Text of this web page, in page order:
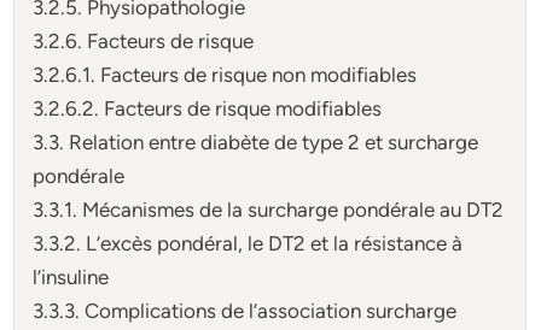
3.2.5. Physiopathologie
3.2.6. Facteurs de risque
3.2.6.1. Facteurs de risque non modifiables
3.2.6.2. Facteurs de risque modifiables
3.3. Relation entre diabète de type 2 et surcharge
pondérale
3.3.1. Mécanismes de la surcharge pondérale au DT2
3.3.2. L’excès pondéral, le DT2 et la résistance à
l’insuline
3.3.3. Complications de l’association surcharge